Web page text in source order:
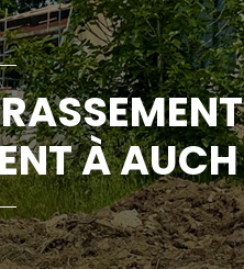
À AUCH